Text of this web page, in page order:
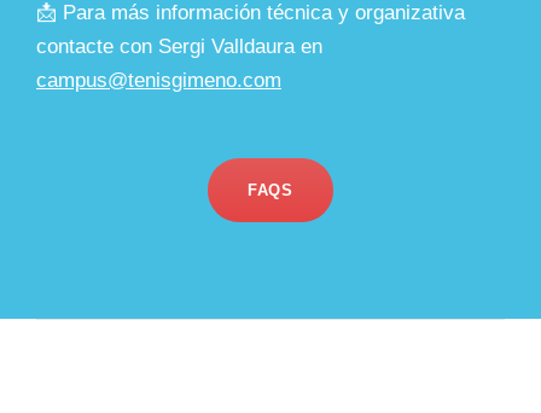
📩 Para más información técnica y organizativa
contacte con Sergi Valldaura en
campus@tenisgimeno.com
FAQS